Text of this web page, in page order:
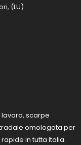
(LU)
scarpe
omologata per
in tutta Italia.